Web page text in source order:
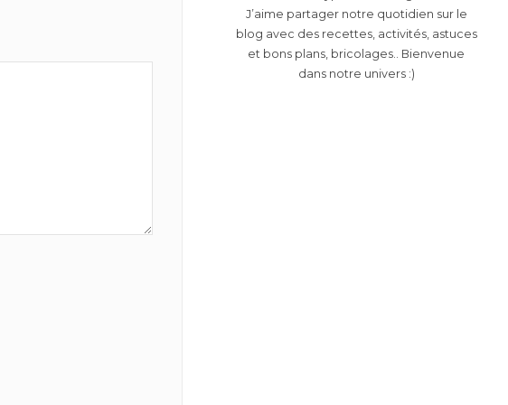
J’aime partager notre quotidien sur le
blog avec des recettes, activités, astuces
et bons plans, bricolages.. Bienvenue
dans notre univers :)